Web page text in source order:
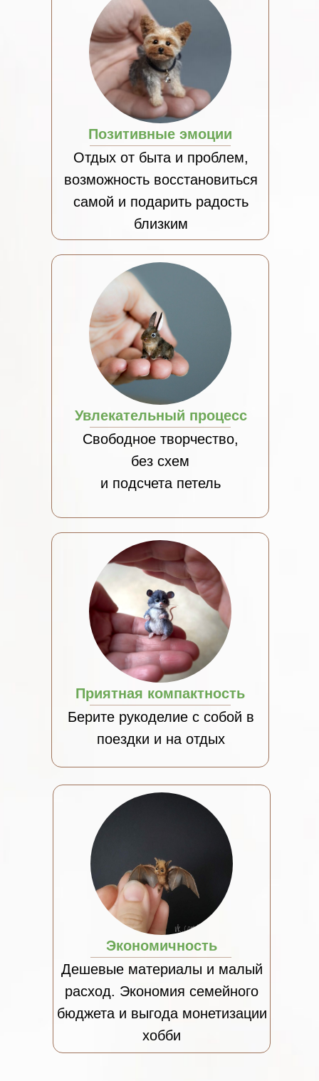
Позитивные эмоции
Отдых от быта и проблем,
возможность восстановиться
самой и подарить радость
близким
Увлекательный процесс
Свободное творчество,
без схем
и подсчета петель
Приятная компактность
Берите рукоделие с собой в
поездки и на отдых
Экономичность
Дешевые материалы и малый
расход. Экономия семейного
бюджета и выгода монетизации
хобби